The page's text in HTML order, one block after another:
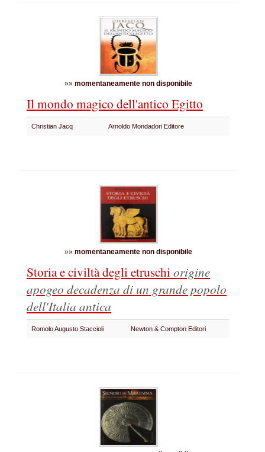
»» momentaneamente non disponibile
Il mondo magico dell'antico Egitto
Christian Jacq Arnoldo Mondadori Editore
»» momentaneamente non disponibile
Storia e civiltà degli etruschiorigine
apogeo decadenza di un grande popolo
dell'Italia antica
Romolo Augusto Staccioli Newton & Compton Editori